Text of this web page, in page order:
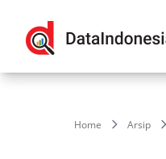
Home Arsip